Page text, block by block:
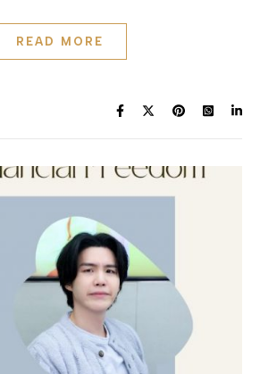
READ MORE